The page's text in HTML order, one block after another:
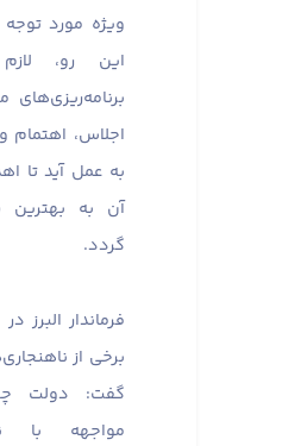
ویژه مورد توجه
این رو،
برنامه‌ریزی‌های
اجلاس،
به عمل آید تا
آن به
گردد.
فرماندار
برخی از
گفت: دولت
مواجهه با